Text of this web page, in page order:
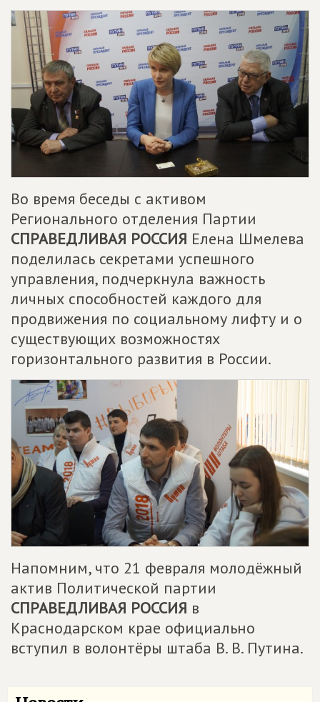
Во время беседы с активом
Регионального отделения Партии
СПРАВЕДЛИВАЯ РОССИЯ Елена Шмелева
поделилась секретами успешного
управления, подчеркнула важность
личных способностей каждого для
продвижения по социальному лифту и о
существующих возможностях
горизонтального развития в России.
Напомним, что 21 февраля молодёжный
актив Политической партии
СПРАВЕДЛИВАЯ РОССИЯ в
Краснодарском крае официально
вступил в волонтёры штаба В. В. Путина.